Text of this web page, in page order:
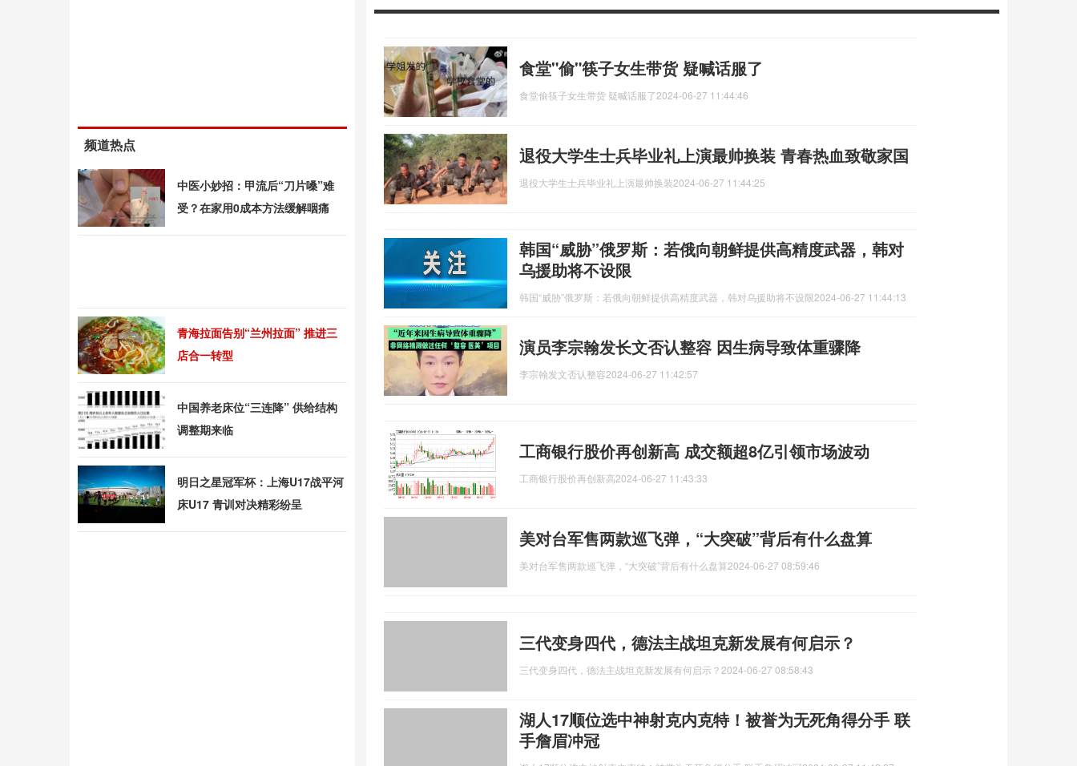
食堂"偷"筷子女生带货 疑喊话服了
食堂偷筷子女生带货 疑喊话服了2024-06-27 11:44:46
退役大学生士兵毕业礼上演最帅换装 青春热血致敬家国
退役大学生士兵毕业礼上演最帅换装2024-06-27 11:44:25
韩国“威胁”俄罗斯：若俄向朝鲜提供高精度武器，韩对
乌援助将不设限
韩国“威胁”俄罗斯：若俄向朝鲜提供高精度武器，韩对乌援助将不设限2024-06-27 11:44:13
演员李宗翰发长文否认整容 因生病导致体重骤降
李宗翰发文否认整容2024-06-27 11:42:57
工商银行股价再创新高 成交额超8亿引领市场波动
工商银行股价再创新高2024-06-27 11:43:33
美对台军售两款巡飞弹，“大突破”背后有什么盘算
美对台军售两款巡飞弹，“大突破”背后有什么盘算2024-06-27 08:59:46
三代变身四代，德法主战坦克新发展有何启示？
三代变身四代，德法主战坦克新发展有何启示？ 2024-06-27 08:58:43
湖人17顺位选中神射克内克特！被誉为无死角得分手 联
手詹眉冲冠
频道热点
中医小妙招：甲流后“刀片嗓”难
受？在家用0成本方法缓解咽痛
青海拉面告别“兰州拉面” 推进三
店合一转型
中国养老床位“三连降” 供给结构
调整期来临
明日之星冠军杯：上海U17战平河
床U17 青训对决精彩纷呈